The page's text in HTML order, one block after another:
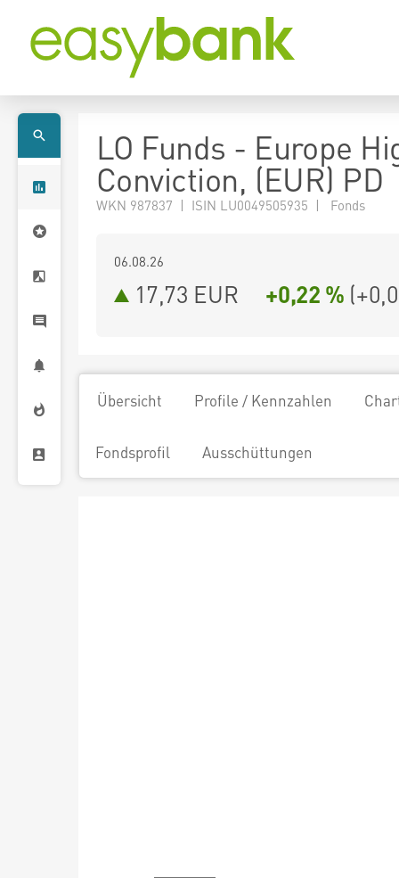
LO Funds - Europe
Conviction, (EUR) PD
WKN 987837 | ISIN LU0049505935 | Fonds
06.08.26
17,73 EUR +0,22 % (
Übersicht Profile / Kennzahlen
Fondsprofil Ausschüttungen